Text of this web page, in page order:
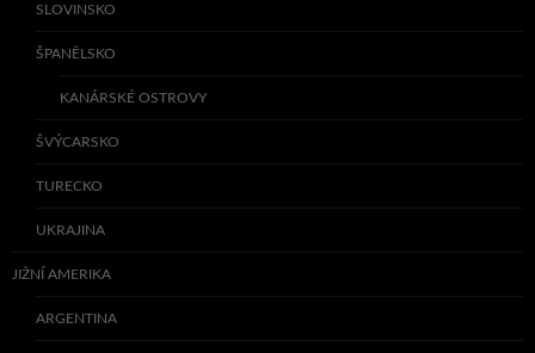
SLOVINSKO
ŠPANĚLSKO
KANÁRSKÉ OSTROVY
ŠVÝCARSKO
TURECKO
UKRAJINA
JIŽNÍ AMERIKA
ARGENTINA